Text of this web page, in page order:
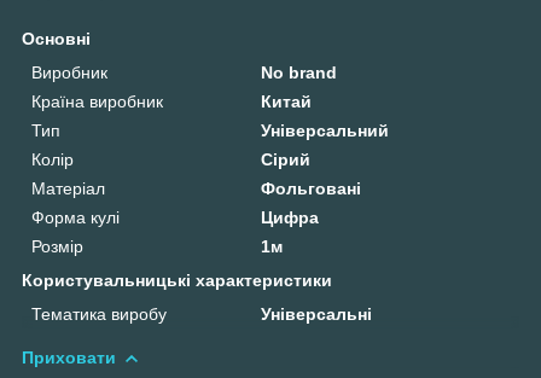
Основні
Виробник
No brand
Країна виробник
Китай
Тип
Універсальний
Колір
Сірий
Матеріал
Фольговані
Форма кулі
Цифра
Розмір
1м
Користувальницькі характеристики
Тематика виробу
Універсальні
Приховати